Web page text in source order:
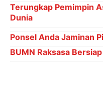
Terungkap Pemimpin
Dunia
Ponsel Anda Jaminan
BUMN Raksasa